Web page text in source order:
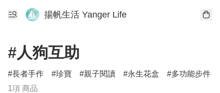
揚帆生活 Yanger Life
#人狗互助
長者手作 珍寶 親子閱讀 永生花盒
多功能步件
1項 商品